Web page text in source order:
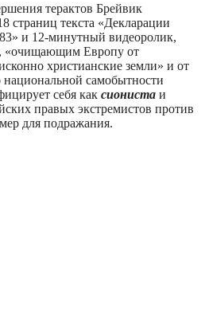
терактов Брейвик
страниц текста «Декларации
и 12-минутный видеоролик,
«очищающим Европу от
христианские земли» и от
самобытности
себя как сиониста и
правых экстремистов против
для подражания.